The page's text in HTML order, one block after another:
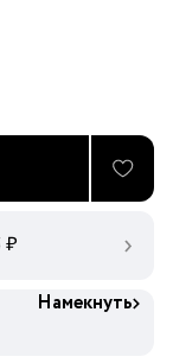
₽
Намекнуть